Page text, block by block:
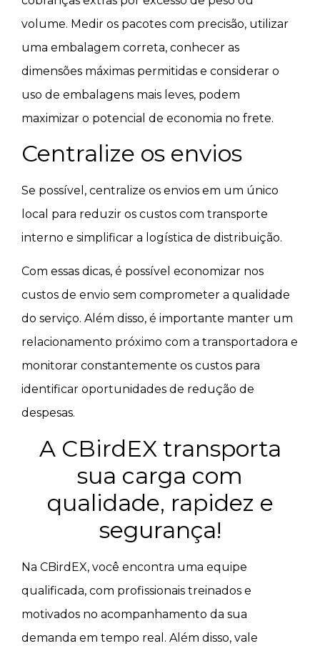
volume. Medir os pacotes com precisão, utilizar
uma embalagem correta, conhecer as
dimensões máximas permitidas e considerar o
uso de embalagens mais leves, podem
maximizar o potencial de economia no frete.
Centralize os envios
Se possível, centralize os envios em um único
local para reduzir os custos com transporte
interno e simplificar a logística de distribuição.
Com essas dicas, é possível economizar nos
custos de envio sem comprometer a qualidade
do serviço. Além disso, é importante manter um
relacionamento próximo com a transportadora e
monitorar constantemente os custos para
identificar oportunidades de redução de
despesas.
A CBirdEX transporta
sua carga com
qualidade, rapidez e
segurança!
Na CBirdEX, você encontra uma equipe
qualificada, com profissionais treinados e
motivados no acompanhamento da sua
demanda em tempo real. Além disso, vale